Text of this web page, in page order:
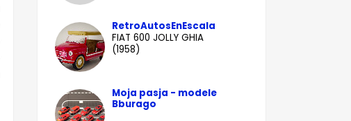
RetroAutosEnEscala
FIAT 600 JOLLY GHIA
(1958)
Moja pasja - modele
Bburago